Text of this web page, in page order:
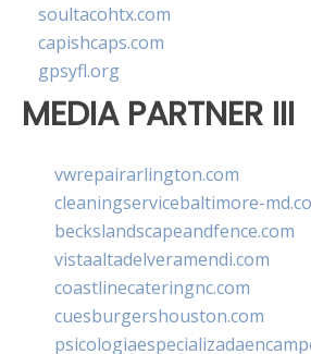
soultacohtx.com
capishcaps.com
gpsyfl.org
MEDIA PARTNER III
vwrepairarlington.com
cleaningservicebaltimore-
beckslandscapeandfence.com
vistaaltadelveramendi.com
coastlinecateringnc.com
cuesburgershouston.com